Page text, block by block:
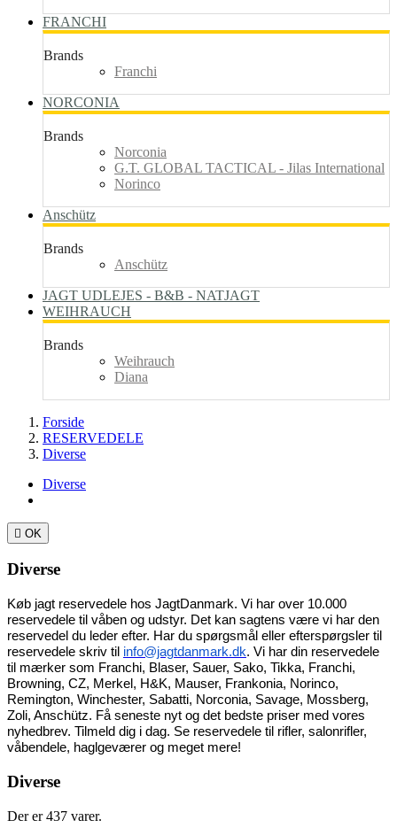
FRANCHI
Brands
Franchi
NORCONIA
Brands
Norconia
G.T. GLOBAL TACTICAL - Jilas International
Norinco
Anschütz
Brands
Anschütz
JAGT UDLEJES - B&B - NATJAGT
WEIHRAUCH
Brands
Weihrauch
Diana
Forside
RESERVEDELE
Diverse
Diverse
 OK
Diverse
Køb jagt reservedele hos JagtDanmark. Vi har over 10.000
reservedele til våben og udstyr. Det kan sagtens være vi har den
reservedel du leder efter. Har du spørgsmål eller efterspørgsler til
reservedele skriv til info@jagtdanmark.dk. Vi har din reservedele
til mærker som Franchi, Blaser, Sauer, Sako, Tikka, Franchi,
Browning, CZ, Merkel, H&K, Mauser, Frankonia, Norinco,
Remington, Winchester, Sabatti, Norconia, Savage, Mossberg,
Zoli, Anschütz. Få seneste nyt og det bedste priser med vores
nyhedbrev. Tilmeld dig i dag. Se reservedele til rifler, salonrifler,
våbendele, haglgeværer og meget mere!
Diverse
Der er 437 varer.